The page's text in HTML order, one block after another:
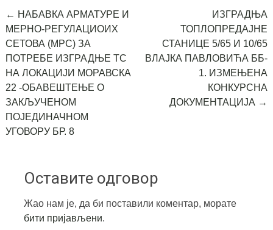
Post
navigation
← НАБАВКА АРМАТУРЕ И
МЕРНО-РЕГУЛАЦИОИХ
СЕТОВА (МРС) ЗА
ПОТРЕБЕ ИЗГРАДЊЕ ТС
НА ЛОКАЦИЈИ МОРАВСКА
22 -ОБАВЕШТЕЊЕ О
ЗАКЉУЧЕНОМ
ПОЈЕДИНАЧНОМ
УГОВОРУ БР. 8
ИЗГРАДЊА
ТОПЛОПРЕДАЈНЕ
СТАНИЦЕ 5/65 И 10/65
ВЛАЈКА ПАВЛОВИЋА ББ-
1. ИЗМЕЊЕНА
КОНКУРСНА
ДОКУМЕНТАЦИЈА →
Оставите одговор
Жао нам је, да би поставили коментар, морате
бити пријављени.